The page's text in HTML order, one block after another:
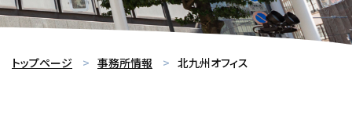
トップページ 事務所情報 北九州オフィス